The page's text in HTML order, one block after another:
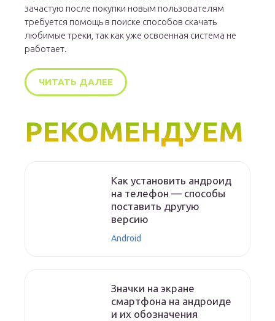
зачастую после покупки новым пользователям
требуется помощь в поиске способов скачать
любимые треки, так как уже освоенная система не
работает.
ЧИТАТЬ ДАЛЕЕ
РЕКОМЕНДУЕМ
Как установить андроид
на телефон — способы
поставить другую
версию
Android
Значки на экране
смартфона на андроиде
и их обозначения